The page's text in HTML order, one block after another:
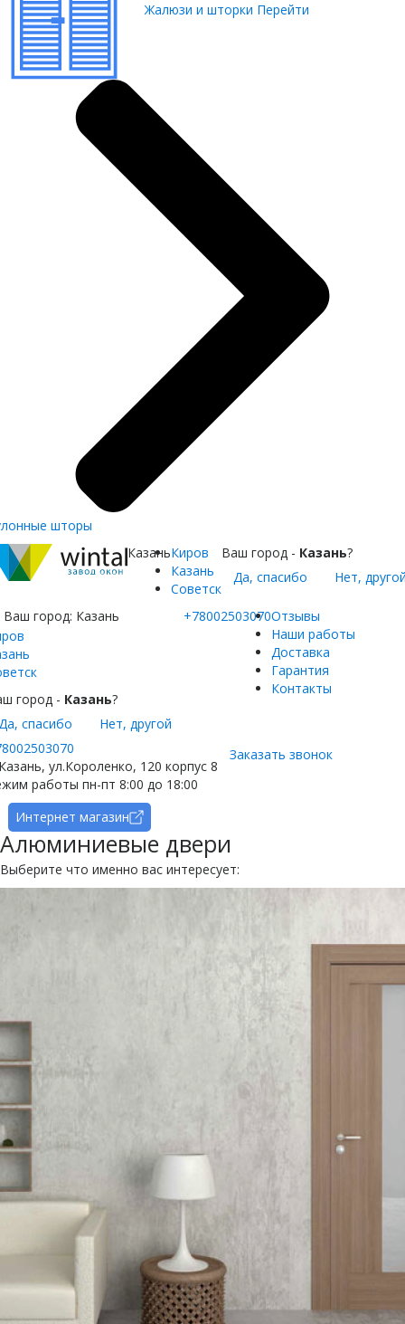
Жалюзи и шторки Перейти
шторы
КазаньКиров
Казань
Советск
Ваш город - Казань?
Да, спасибо
Нет,
Ваш город: Казань
город - Казань?
спасибо
Нет, другой
+78002503070Отзывы
Наши работы
Доставка
Гарантия
Контакты
ул.Короленко, 120 корпус 8
работы пн-пт 8:00 до 18:00
Интернет магазин
Заказать звонок
Алюминиевые двери
Выберите что именно вас интересует: